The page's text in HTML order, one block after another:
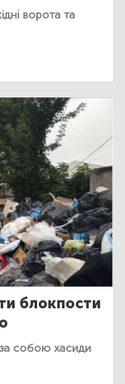
ворота та
блокпости
собою хасиди